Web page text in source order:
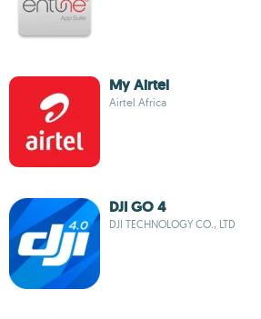
My Airtel
Airtel Africa
DJI GO 4
DJI TECHNOLOGY CO., LTD